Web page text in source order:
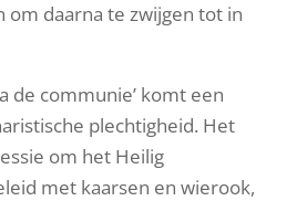
om daarna te zwijgen tot in
de communie’ komt een
plechtigheid. Het
om het Heilig
met kaarsen en wierook,